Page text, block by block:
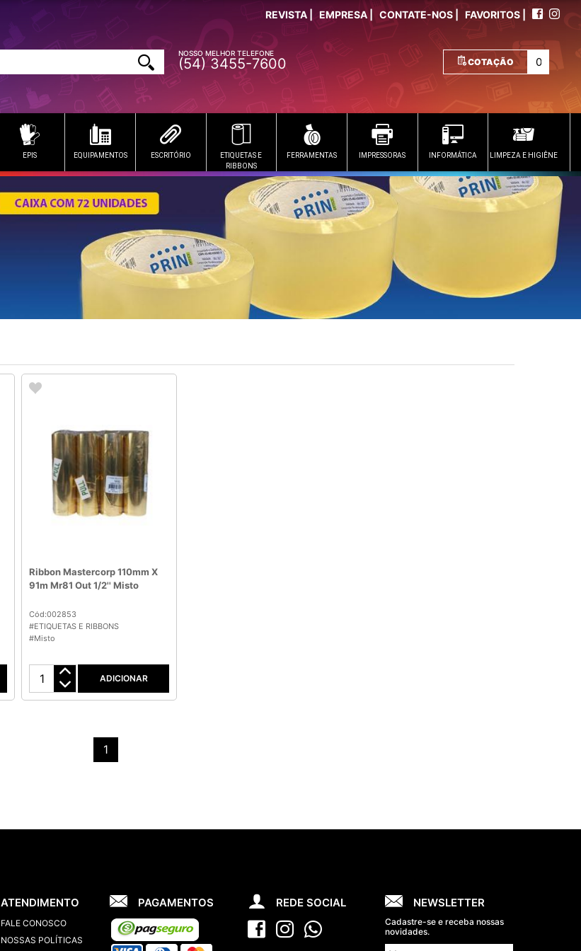
REVISTA | EMPRESA | CONTATE-NOS | FAVORITOS |
NOSSO MELHOR TELEFONE
(54) 3455-7600 COTAÇÃO
EPIS EQUIPAMENTOS ESCRITÓRIO
ETIQUETAS E
RIBBONS
FERRAMENTAS IMPRESSORAS INFORMÁTICA LIMPEZA E HIGIÊNE
Ribbon Mastercorp 110mm X
91m Mr81 Out 1/2'' Misto
Cód:002853
#ETIQUETAS E RIBBONS
#Misto
ADICIONAR
1
ATENDIMENTO
FALE CONOSCO
NOSSAS POLÍTICAS
PAGAMENTOS REDE SOCIAL NEWSLETTER
Cadastre-se e receba nossas
novidades.